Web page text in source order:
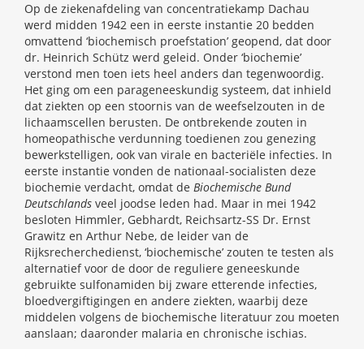
Op de ziekenafdeling van concentratiekamp Dachau
werd midden 1942 een in eerste instantie 20 bedden
omvattend ‘biochemisch proefstation’ geopend, dat door
dr. Heinrich Schütz werd geleid. Onder ‘biochemie’
verstond men toen iets heel anders dan tegenwoordig.
Het ging om een parageneeskundig systeem, dat inhield
dat ziekten op een stoornis van de weefselzouten in de
lichaamscellen berusten. De ontbrekende zouten in
homeopathische verdunning toedienen zou genezing
bewerkstelligen, ook van virale en bacteriële infecties. In
eerste instantie vonden de nationaal-socialisten deze
biochemie verdacht, omdat de Biochemische Bund
Deutschlands veel joodse leden had. Maar in mei 1942
besloten Himmler, Gebhardt, Reichsartz-SS Dr. Ernst
Grawitz en Arthur Nebe, de leider van de
Rijksrecherchedienst, ‘biochemische’ zouten te testen als
alternatief voor de door de reguliere geneeskunde
gebruikte sulfonamiden bij zware etterende infecties,
bloedvergiftigingen en andere ziekten, waarbij deze
middelen volgens de biochemische literatuur zou moeten
aanslaan; daaronder malaria en chronische ischias.